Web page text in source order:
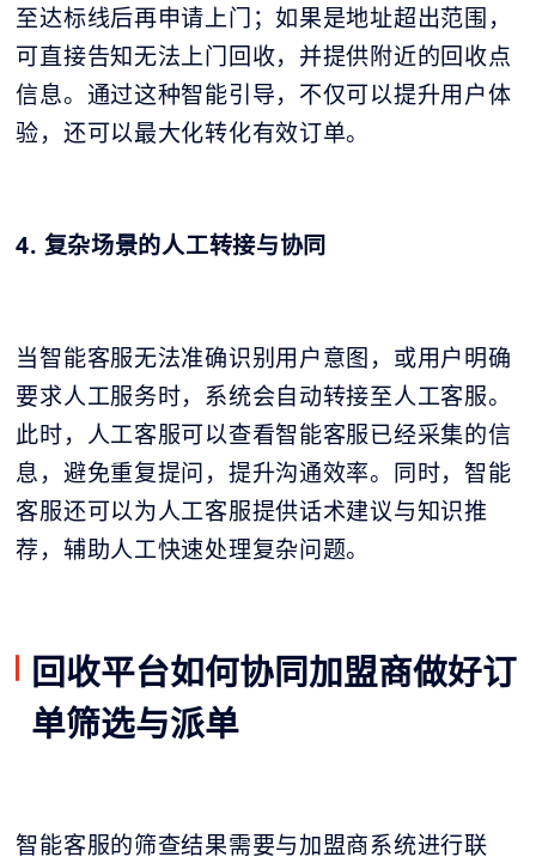
至达标线后再申请上门；如果是地址超出范围，
可直接告知无法上门回收，并提供附近的回收点
信息。通过这种智能引导，不仅可以提升用户体
验，还可以最大化转化有效订单。
4. 复杂场景的人工转接与协同
当智能客服无法准确识别用户意图，或用户明确
要求人工服务时，系统会自动转接至人工客服。
此时，人工客服可以查看智能客服已经采集的信
息，避免重复提问，提升沟通效率。同时，智能
客服还可以为人工客服提供话术建议与知识推
荐，辅助人工快速处理复杂问题。
回收平台如何协同加盟商做好订
单筛选与派单
智能客服的筛查结果需要与加盟商系统进行联